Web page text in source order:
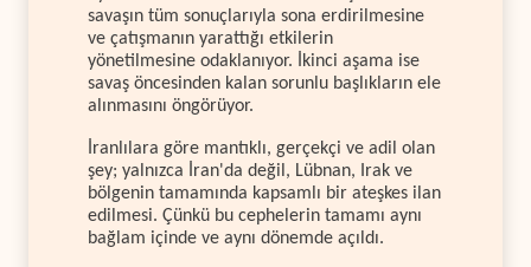
savaşın tüm sonuçlarıyla sona erdirilmesine
ve çatışmanın yarattığı etkilerin
yönetilmesine odaklanıyor. İkinci aşama ise
savaş öncesinden kalan sorunlu başlıkların ele
alınmasını öngörüyor.
İranlılara göre mantıklı, gerçekçi ve adil olan
şey; yalnızca İran'da değil, Lübnan, Irak ve
bölgenin tamamında kapsamlı bir ateşkes ilan
edilmesi. Çünkü bu cephelerin tamamı aynı
bağlam içinde ve aynı dönemde açıldı.